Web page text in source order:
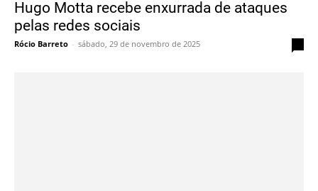
Hugo Motta recebe enxurrada de ataques
pelas redes sociais
Rócio Barreto - sábado, 29 de novembro de 2025